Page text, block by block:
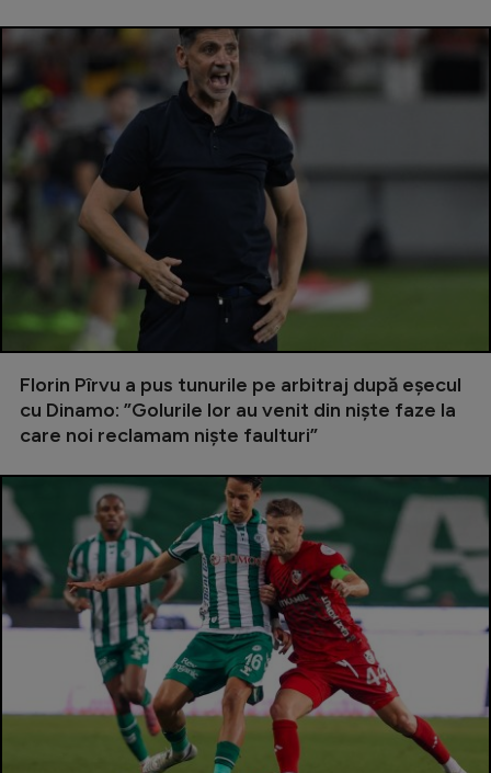
Stranieri
Clasamente
Tenis
Handbal
Natație
Formula 1
Auto
Ciclism
Alte sporturi
JO 2024
JO 2026
Intră în cont
Florin Pîrvu a pus tunurile pe arbitraj după eșecul
cu Dinamo: ”Golurile lor au venit din niște faze la
care noi reclamam niște faulturi”